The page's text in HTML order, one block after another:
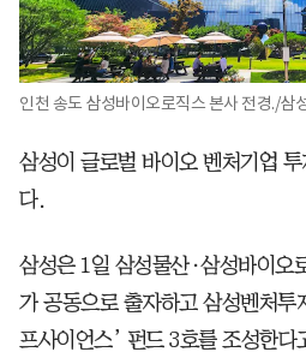
인천 송도 삼성바이오로직스 본사 전경./삼
삼성이 글로벌 바이오 벤처기업
다.
삼성은 1일 삼성물산·삼성바이오
가 공동으로 출자하고 삼성벤처투
프사이언스’ 펀드 3호를 조성한